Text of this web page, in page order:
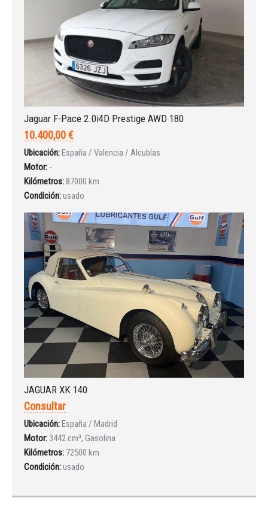
Jaguar F-Pace 2.0i4D Prestige AWD 180
10.400,00 €
Ubicación:España / Valencia / Alcublas
Motor: -
Kilómetros: 87000 km
Condición:usado
JAGUAR XK 140
Consultar
Ubicación:España / Madrid
Motor: 3442 cm³, Gasolina
Kilómetros: 72500 km
Condición:usado